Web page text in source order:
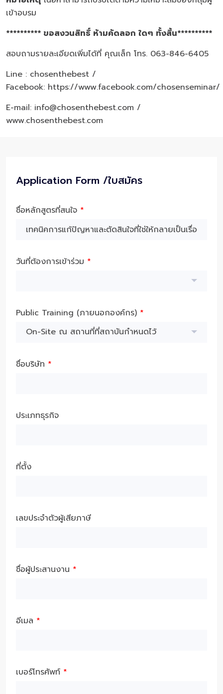
เข้าอบรม
********** ขอสงวนสิทธิ์ ห้ามคัดลอก ใดๆ ทั้งสิ้น**********
สอบถามรายละเอียดเพิ่มได้ที่ คุณเล็ก โทร. 063-846-6405
Line : chosenthebest /
Facebook: https://www.facebook.com/chosenseminar/
E-mail: info@chosenthebest.com /
www.chosenthebest.com
Application Form /ใบสมัคร
ชื่อหลักสูตรที่สนใจ *
วันที่ต้องการเข้าร่วม *
Public Training (ภายนอกองค์กร) *
On-Site ณ สถานที่ที่สถาบันกำหนดไว้
ชื่อบริษัท *
ประเภทธุรกิจ
ที่ตั้ง
เลขประจำตัวผู้เสียภาษี
ชื่อผู้ประสานงาน *
อีเมล *
เบอร์โทรศัพท์ *